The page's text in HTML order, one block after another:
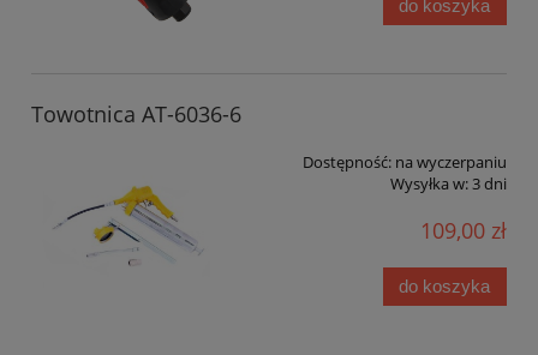
do koszyka
Towotnica AT-6036-6
Dostępność: na wyczerpaniu
Wysyłka w:3 dni
109,00 zł
do koszyka